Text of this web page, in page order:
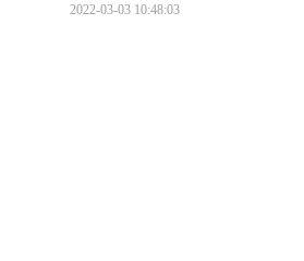
2022-03-03 10:48:03